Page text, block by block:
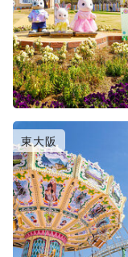
東大阪